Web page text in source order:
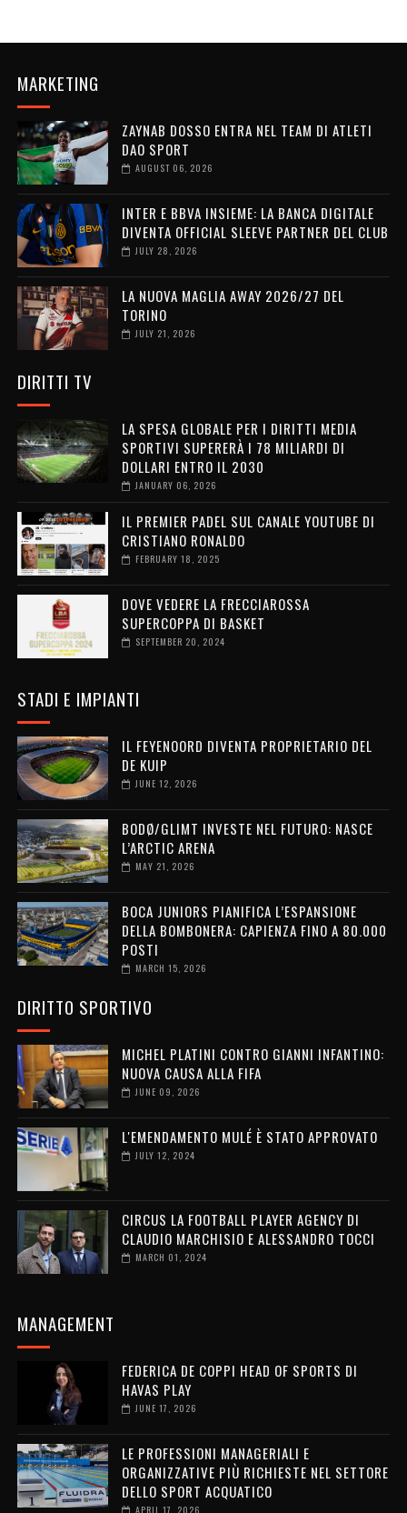
MARKETING
ZAYNAB DOSSO ENTRA NEL TEAM DI ATLETI
DAO SPORT
AUGUST 06, 2026
INTER E BBVA INSIEME: LA BANCA DIGITALE
DIVENTA OFFICIAL SLEEVE PARTNER DEL CLUB
JULY 28, 2026
LA NUOVA MAGLIA AWAY 2026/27 DEL
TORINO
JULY 21, 2026
DIRITTI TV
LA SPESA GLOBALE PER I DIRITTI MEDIA
SPORTIVI SUPERERÀ I 78 MILIARDI DI
DOLLARI ENTRO IL 2030
JANUARY 06, 2026
IL PREMIER PADEL SUL CANALE YOUTUBE DI
CRISTIANO RONALDO
FEBRUARY 18, 2025
DOVE VEDERE LA FRECCIAROSSA
SUPERCOPPA DI BASKET
SEPTEMBER 20, 2024
STADI E IMPIANTI
IL FEYENOORD DIVENTA PROPRIETARIO DEL
DE KUIP
JUNE 12, 2026
BODØ/GLIMT INVESTE NEL FUTURO: NASCE
L’ARCTIC ARENA
MAY 21, 2026
BOCA JUNIORS PIANIFICA L’ESPANSIONE
DELLA BOMBONERA: CAPIENZA FINO A 80.000
POSTI
MARCH 15, 2026
DIRITTO SPORTIVO
MICHEL PLATINI CONTRO GIANNI INFANTINO:
NUOVA CAUSA ALLA FIFA
JUNE 09, 2026
L'EMENDAMENTO MULÉ È STATO APPROVATO
JULY 12, 2024
CIRCUS LA FOOTBALL PLAYER AGENCY DI
CLAUDIO MARCHISIO E ALESSANDRO TOCCI
MARCH 01, 2024
MANAGEMENT
FEDERICA DE COPPI HEAD OF SPORTS DI
HAVAS PLAY
JUNE 17, 2026
LE PROFESSIONI MANAGERIALI E
ORGANIZZATIVE PIÙ RICHIESTE NEL SETTORE
DELLO SPORT ACQUATICO
APRIL 17, 2026